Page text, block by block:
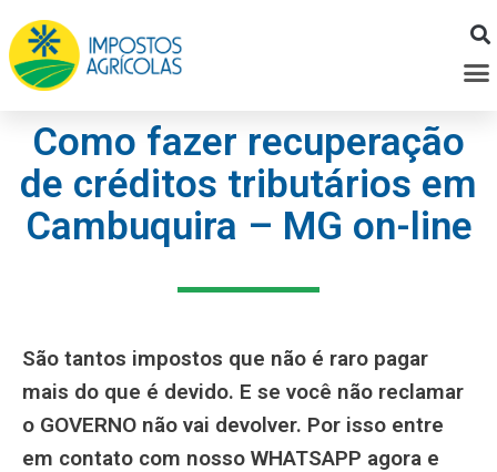
para
Como fazer recuperação
de créditos tributários em
Cambuquira – MG on-line
São tantos impostos que não é raro pagar
mais do que é devido. E se você não reclamar
o GOVERNO não vai devolver. Por isso entre
em contato com nosso WHATSAPP agora e